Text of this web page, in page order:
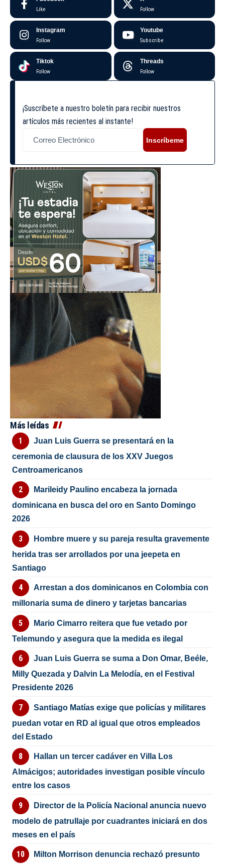
Like Follow
Instagram
Follow
Youtube
Subscribe
Tiktok
Follow
Threads
Follow
¡Suscríbete a nuestro boletín para recibir nuestros
artículos más recientes al instante!
Inscríbeme
Más leídas
Juan Luis Guerra se presentará en la
ceremonia de clausura de los XXV Juegos
Centroamericanos
Marileidy Paulino encabeza la jornada
dominicana en busca del oro en Santo Domingo
2026
Hombre muere y su pareja resulta gravemente
herida tras ser arrollados por una jeepeta en
Santiago
Arrestan a dos dominicanos en Colombia con
millonaria suma de dinero y tarjetas bancarias
Mario Cimarro reitera que fue vetado por
Telemundo y asegura que la medida es ilegal
Juan Luis Guerra se suma a Don Omar, Beéle,
Milly Quezada y Dalvin La Melodía, en el Festival
Presidente 2026
Santiago Matías exige que policías y militares
puedan votar en RD al igual que otros empleados
del Estado
Hallan un tercer cadáver en Villa Los
Almácigos; autoridades investigan posible vínculo
entre los casos
Director de la Policía Nacional anuncia nuevo
modelo de patrullaje por cuadrantes iniciará en dos
meses en el país
Milton Morrison denuncia rechazó presunto